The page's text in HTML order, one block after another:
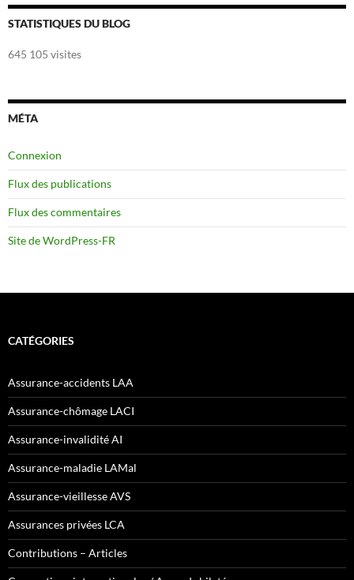
STATISTIQUES DU BLOG
645 105 visites
MÉTA
Connexion
Flux des publications
Flux des commentaires
Site de WordPress-FR
CATÉGORIES
Assurance-accidents LAA
Assurance-chômage LACI
Assurance-invalidité AI
Assurance-maladie LAMal
Assurance-vieillesse AVS
Assurances privées LCA
Contributions – Articles